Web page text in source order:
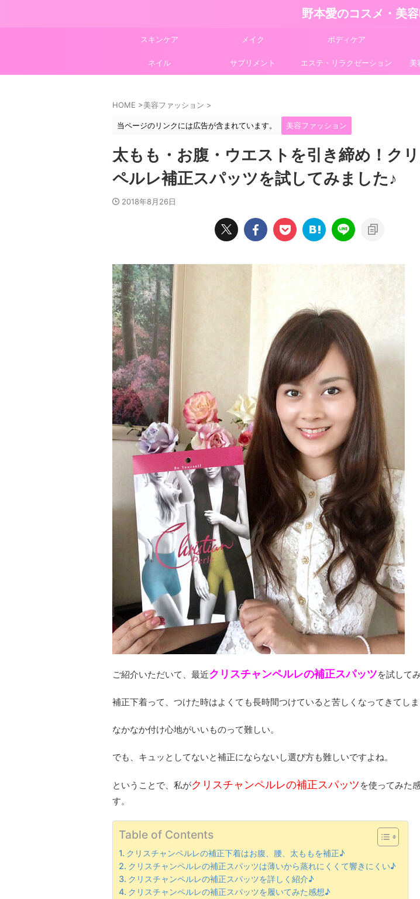
野本愛のコスメ・美
スキンケア メイク ボディケア
ネイル サプリメント エステ・リラクゼーション 美
HOME >美容ファッション >
当ページのリンクには広告が含まれています。 美容ファッション
太もも・お腹・ウエストを引き締め！ク
ペルレ補正スパッツを試してみました♪
2018年8月26日
ご紹介いただいて、最近クリスチャンペルレの補正スパッツを試して
補正下着って、つけた時はよくても長時間つけていると苦しくなってきてしま
なかなか付け心地がいいものって難しい。
でも、キュッとしてないと補正にならないし選び方も難しいですよね。
ということで、私がクリスチャンペルレの補正スパッツ を使ってみた
す。
Table of Contents
クリスチャンペルレの補正下着はお腹、腰、太ももを補正♪
クリスチャンペルレの補正スパッツは薄いから蒸れにくくて響きにくい♪
クリスチャンペルレの補正スパッツを詳しく紹介♪
クリスチャンペルレの補正スパッツを履いてみた感想♪